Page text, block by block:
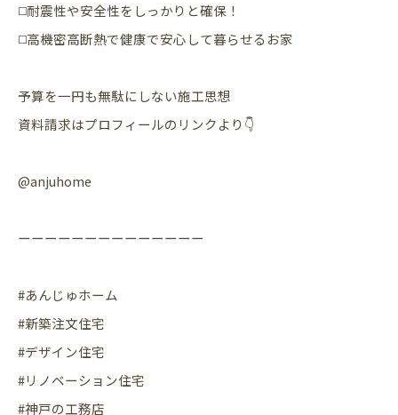
◻️耐震性や安全性をしっかりと確保！
◻️高機密高断熱で健康で安心して暮らせるお家
予算を一円も無駄にしない施工思想
資料請求はプロフィールのリンクより👇
@anjuhome
ーーーーーーーーーーーーーー
#あんじゅホーム
#新築注文住宅
#デザイン住宅
#リノベーション住宅
#神戸の工務店